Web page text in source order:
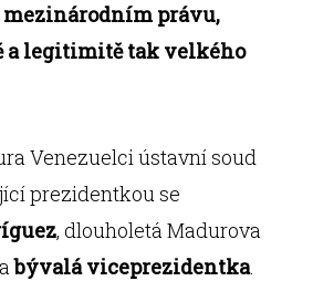
mezinárodním právu,
a legitimitě tak velkého
Venezuelci ústavní soud
prezidentkou se
, dlouholetá Madurova
bývalá viceprezidentka.